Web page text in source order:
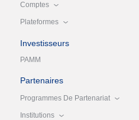
Comptes
Plateformes
Investisseurs
PAMM
Partenaires
Programmes De Partenariat
Institutions